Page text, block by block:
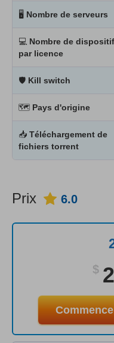
🖥 Nombre de serveurs
💻 Nombre de
par licence
🛡 Kill switch
🗺 Pays d'origine
📥 Téléchargement de
fichiers torrent
Prix 6.0
$